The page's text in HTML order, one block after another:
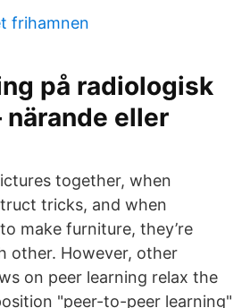
frihamnen
på radiologisk
närande eller
together, when
tricks, and when
make furniture, they’re
other. However, other
on peer learning relax the
"peer-to-peer learning"